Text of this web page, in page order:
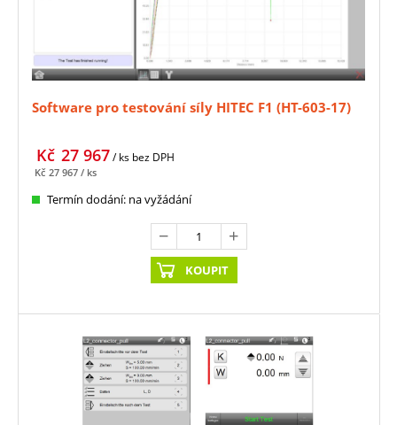
Software pro testování síly HITEC F1 (HT-603-17)
27 967
Kč / ks bez DPH
27 967
Kč / ks
Termín dodání: na vyžádání
KOUPIT